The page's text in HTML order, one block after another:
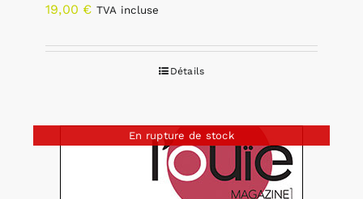
19,00 € TVA incluse
Détails
En rupture de stock